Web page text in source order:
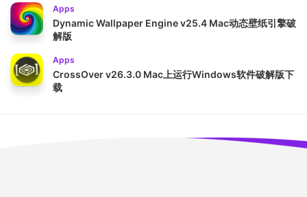
Apps
Dynamic Wallpaper Engine v25.4 Mac动态壁纸引擎破
解版
Apps
CrossOver v26.3.0 Mac上运行Windows软件破解版下
载